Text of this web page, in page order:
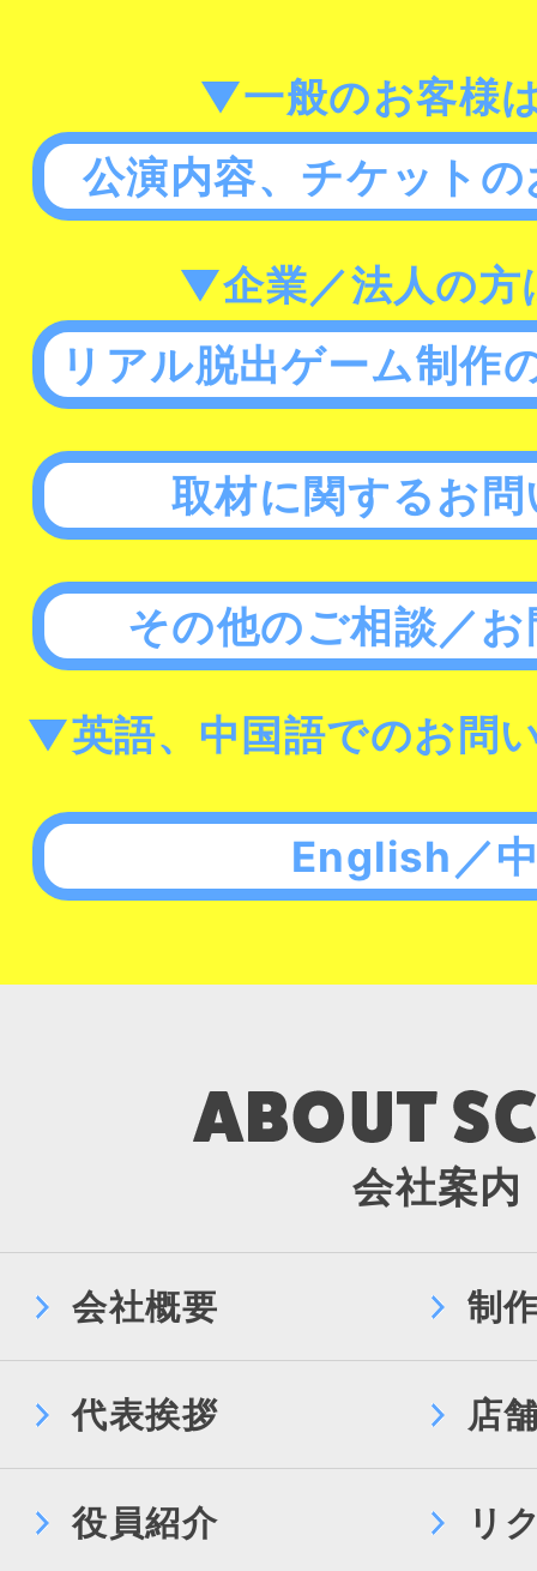
▼一般のお客様
公演内容、チケット
▼企業／法人の方
リアル脱出ゲーム制作
取材に関するお
その他のご相談／
▼英語、中国語でのお問
English／
会社案内
会社概要 制
代表挨拶 店
役員紹介 リ